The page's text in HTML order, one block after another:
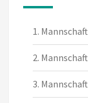
1. Mannschaft
2. Mannschaft
3. Mannschaft